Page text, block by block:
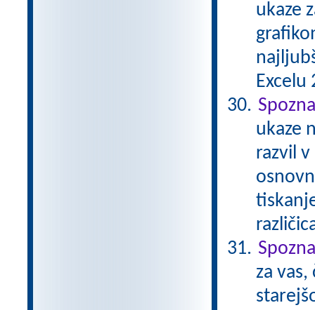
ukaze
Excelu
ukaze
razvil
za